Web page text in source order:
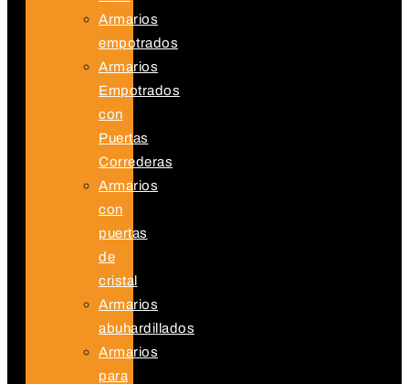
Armarios
empotrados
Armarios
Empotrados
con
Puertas
Correderas
Armarios
con
puertas
de
cristal
Armarios
abuhardillados
Armarios
para